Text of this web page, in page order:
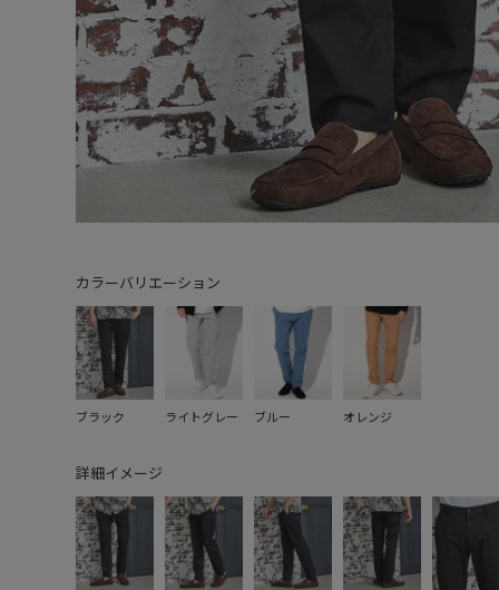
カラーバリエーション
ブラック ライトグレー ブルー オレンジ
詳細イメージ